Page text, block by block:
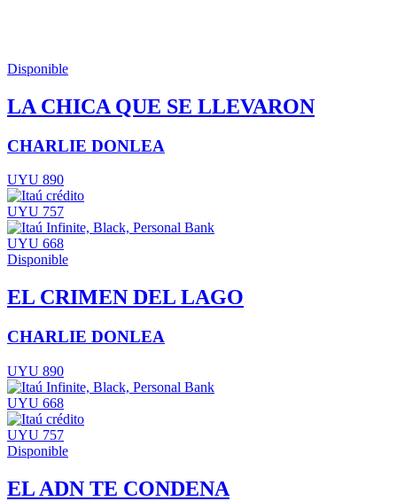
Disponible
LA CHICA QUE SE LLEVARON
CHARLIE DONLEA
UYU 890
UYU 757
UYU 668
Disponible
EL CRIMEN DEL LAGO
CHARLIE DONLEA
UYU 890
UYU 668
UYU 757
Disponible
EL ADN TE CONDENA